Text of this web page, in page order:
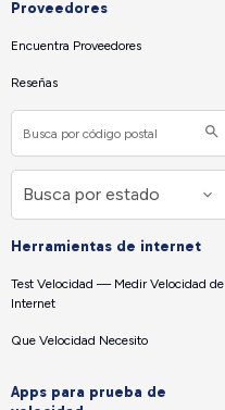
Proveedores
Encuentra Proveedores
Reseñas
Herramientas de internet
Test Velocidad — Medir Velocidad de
Internet
Que Velocidad Necesito
Apps para prueba de